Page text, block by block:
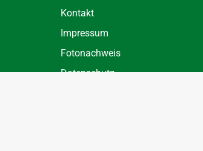
Kontakt
Impressum
Fotonachweis
Datenschutz